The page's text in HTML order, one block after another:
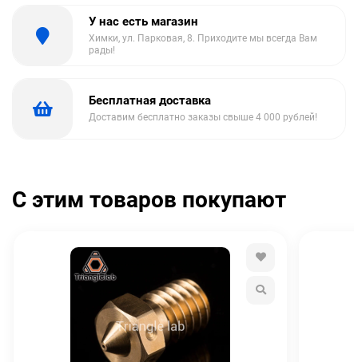
У нас есть магазин
Химки, ул. Парковая, 8. Приходите мы всегда Вам
рады!
Бесплатная доставка
Доставим бесплатно заказы свыше 4 000 рублей!
С этим товаров покупают